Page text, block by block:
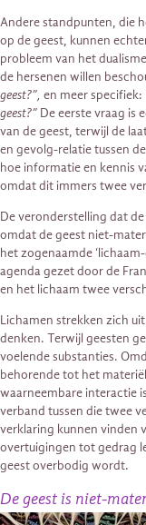
Andere standpunten, die
op de geest, kunnen
probleem van het
de hersenen willen
geest?”, en meer specifiek:
geest?” De eerste vraag is
van de geest, terwijl de
en gevolg-relatie tussen
hoe informatie en kennis
omdat dit immers twee
De veronderstelling dat
omdat de geest niet-
het zogenaamde
agenda gezet door de
en het lichaam twee
Lichamen strekken zich
denken. Terwijl geesten
voelende substanties.
behorende tot het
waarneembare interactie
verband tussen die twee
verklaring kunnen vinden
overtuigingen tot gedrag
geest overbodig wordt.
De geest is niet-